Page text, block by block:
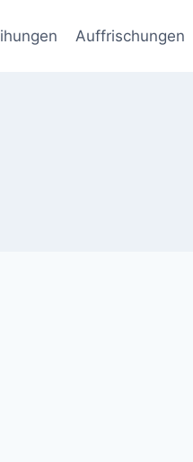
Auffrischungen